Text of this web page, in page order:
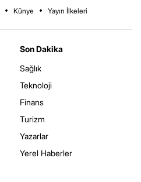
Künye Yayın İlkeleri
Son Dakika
Sağlık
Teknoloji
Finans
Turizm
Yazarlar
Yerel Haberler